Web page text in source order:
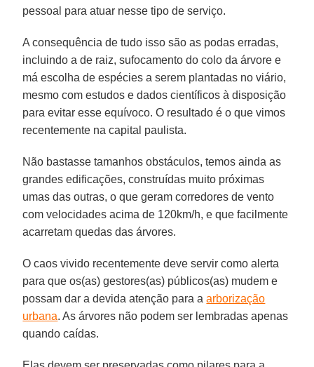
pessoal para atuar nesse tipo de serviço.
A consequência de tudo isso são as podas erradas,
incluindo a de raiz, sufocamento do colo da árvore e
má escolha de espécies a serem plantadas no viário,
mesmo com estudos e dados científicos à disposição
para evitar esse equívoco. O resultado é o que vimos
recentemente na capital paulista.
Não bastasse tamanhos obstáculos, temos ainda as
grandes edificações, construídas muito próximas
umas das outras, o que geram corredores de vento
com velocidades acima de 120km/h, e que facilmente
acarretam quedas das árvores.
O caos vivido recentemente deve servir como alerta
para que os(as) gestores(as) públicos(as) mudem e
possam dar a devida atenção para aarborização
urbana. As árvores não podem ser lembradas apenas
quando caídas.